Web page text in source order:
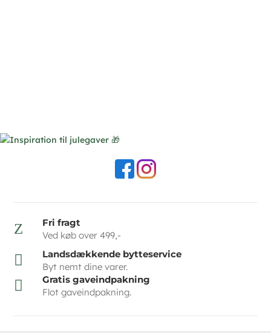
Z
Fri fragt
Ved køb over 499,-

Landsdækkende bytteservice
Byt nemt dine varer.

Gratis gaveindpakning
Flot gaveindpakning.